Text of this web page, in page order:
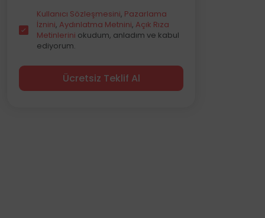
Kullanıcı Sözleşmesini, Pazarlama
İznini, Aydınlatma Metnini, Açık Rıza
Metinlerini okudum, anladım ve kabul
ediyorum.
Ücretsiz Teklif Al